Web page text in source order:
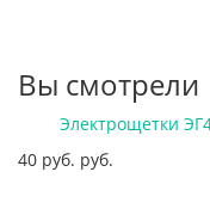
Вы смотрели
Электрощетки
40 руб. руб.